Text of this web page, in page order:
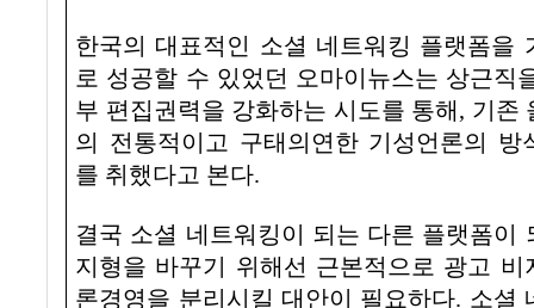
한국의 대표적인 소셜 네트워킹 플랫폼을
로 성공할 수 있었던 오마이뉴스는 상근직
부 편집권력을 강화하는 시도를 통해, 기존
의 전통적이고 구태의연한 기성언론의 방
를 취했다고 본다.
결국 소셜 네트워킹이 되는 다른 플랫폼이
지형을 바꾸기 위해선 근본적으로 광고 비
론경영을 분리시킬 대안이 필요하다. 소셜